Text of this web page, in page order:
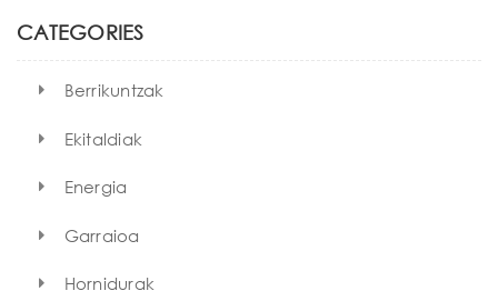
h
CATEGORIES
Berrikuntzak
Ekitaldiak
Energia
Garraioa
Hornidurak